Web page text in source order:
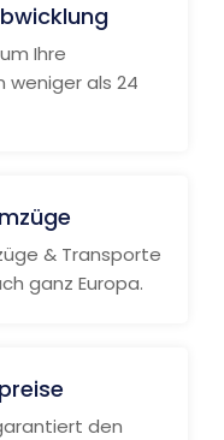
Ihre
weniger als 24
& Transporte
ganz Europa.
den